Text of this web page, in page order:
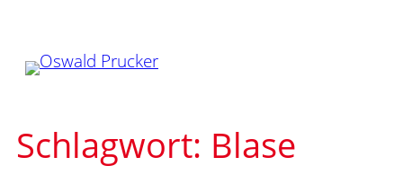
springen
Schlagwort: Blase